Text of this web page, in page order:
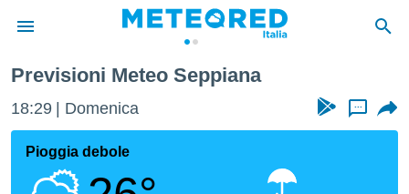
di
Previsioni Meteo Seppiana
18:29 Domenica ...
Pioggia debole